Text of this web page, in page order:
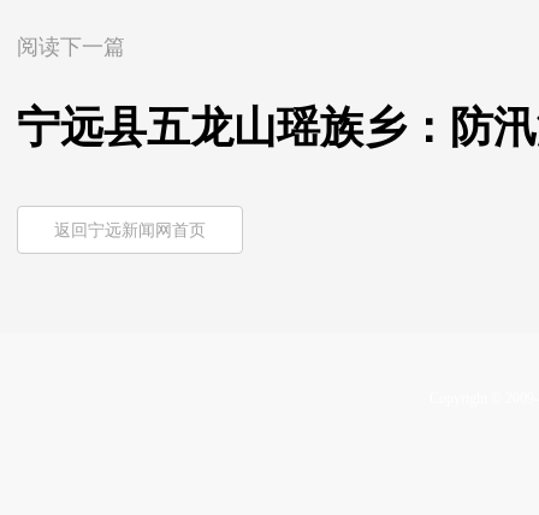
阅读下一篇
宁远县五龙山瑶族乡：防
返回宁远新闻网首页